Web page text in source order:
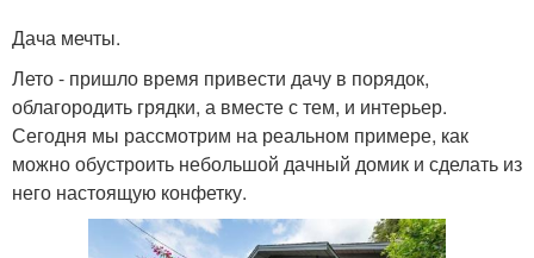
Дача мечты.
Лето - пришло время привести дачу в порядок,
облагородить грядки, а вместе с тем, и интерьер.
Сегодня мы рассмотрим на реальном примере, как
можно обустроить небольшой дачный домик и сделать из
него настоящую конфетку.